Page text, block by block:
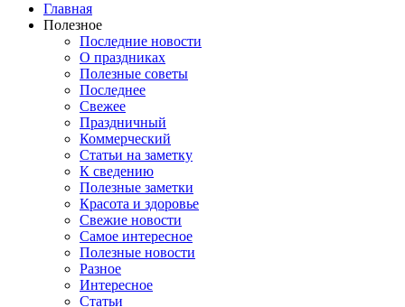
Главная
Полезное
Последние новости
О праздниках
Полезные советы
Последнее
Свежее
Праздничный
Коммерческий
Статьи на заметку
К сведению
Полезные заметки
Красота и здоровье
Свежие новости
Самое интересное
Полезные новости
Разное
Интересное
Статьи